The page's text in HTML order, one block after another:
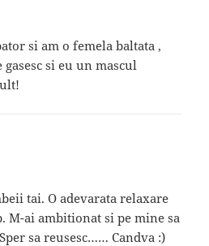
si am o femela baltata ,
si eu un mascul
tai. O adevarata relaxare
M-ai ambitionat si pe mine sa
sa reusesc…… Candva :)